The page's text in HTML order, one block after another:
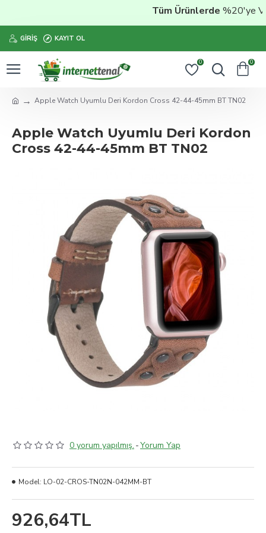
Tüm Ürünlerde%20'ye
GIRIŞ KAYIT OL
0 0
Apple Watch Uyumlu Deri Kordon Cross 42-44-45mm BT TN02
Apple Watch Uyumlu Deri Kordon
Cross 42-44-45mm BT TN02
0 yorum yapılmış. -Yorum Yap
926,64TL
Model: LO-02-CROS-TN02N-042MM-BT